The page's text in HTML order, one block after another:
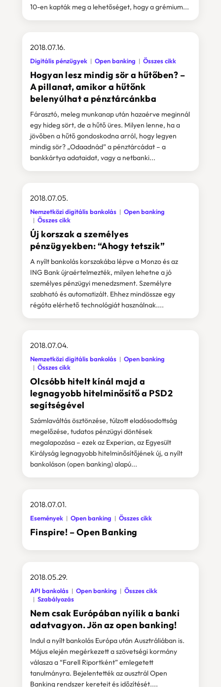
10-en kapták meg a lehetőséget, hogy a grémium...
Hogyan lesz mindig sör a hűtőben? –
A pillanat, amikor a hűtőnk
belenyúlhat a pénztárcánkba
2018.07.16.
Digitális pénzügyek Open banking Összes cikk
Fárasztó, meleg munkanap után hazaérve meginnál
egy hideg sört, de a hűtő üres. Milyen lenne, ha a
jövőben a hűtő gondoskodna arról, hogy legyen
mindig sör? „Odaadnád” a pénztárcádat – a
bankkártya adataidat, vagy a netbanki...
Új korszak a személyes
pénzügyekben: “Ahogy tetszik”
2018.07.05.
Nemzetközi digitális bankolás
Open banking
Összes cikk
A nyílt bankolás korszakába lépve a Monzo és az
ING Bank újraértelmezték, milyen lehetne a jó
személyes pénzügyi menedzsment. Személyre
szabható és automatizált. Ehhez mindössze egy
régóta elérhető technológiát használnak....
Olcsóbb hitelt kínál majd a
legnagyobb hitelminősítő a PSD2
segítségével
2018.07.04.
Nemzetközi digitális bankolás
Open banking
Összes cikk
Számlaváltás ösztönzése, túlzott eladósodottság
megelőzése, tudatos pénzügyi döntések
megalapozása – ezek az Experian, az Egyesült
Királyság legnagyobb hitelminősítőjének új, a nyílt
bankoláson (open banking) alapú...
Finspire! – Open Banking
2018.07.01.
Események Open banking Összes cikk
Nem csak Európában nyílik a banki
adatvagyon. Jön az open banking!
2018.05.29.
API bankolás Open banking
Összes cikk
Szabályozás
Indul a nyílt bankolás Európa után Ausztráliában is.
Május elején megérkezett a szövetségi kormány
válasza a “Farell Riportként” emlegetett
tanulmányra. Bejelentették az ausztrál Open
Banking rendszer kereteit és időzítését....